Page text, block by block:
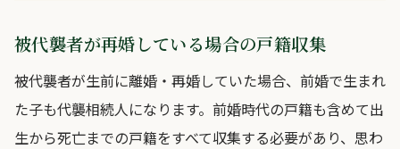
被代襲者が再婚している場合の戸籍収集
被代襲者が生前に離婚・再婚していた場合、前婚で生まれ
た子も代襲相続人になります。前婚時代の戸籍も含めて出
生から死亡までの戸籍をすべて収集する必要があり、思わ